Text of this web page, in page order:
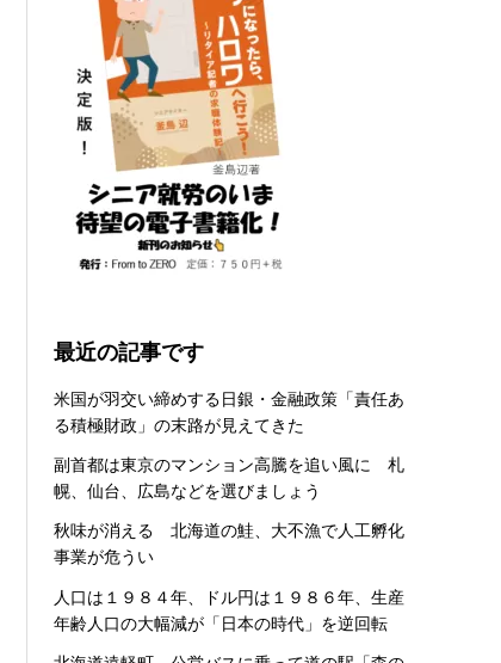
最近の記事です
米国が羽交い締めする日銀・金融政策「責任あ
る積極財政」の末路が見えてきた
副首都は東京のマンション高騰を追い風に 札
幌、仙台、広島などを選びましょう
秋味が消える 北海道の鮭、大不漁で人工孵化
事業が危うい
人口は１９８４年、ドル円は１９８６年、生産
年齢人口の大幅減が「日本の時代」を逆回転